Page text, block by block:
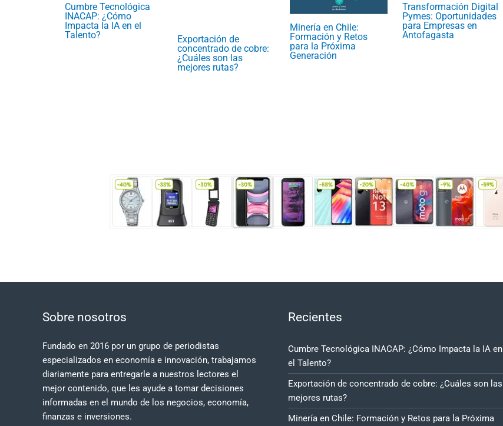
Cumbre Tecnológica
INACAP: ¿Cómo
Impacta la IA en el
Talento?
Exportación de
concentrado de cobre:
¿Cuáles son las
mejores rutas?
Minería en Chile:
Formación y Retos
para la Próxima
Generación
Transformación Digital
Pymes: Oportunidades
para Empresas en
Antofagasta
Sobre nosotros
Fundado en 2016 por un grupo de periodistas
especializados en economía e innovación, trabajamos
diariamente para entregarle a nuestros lectores el
mejor contenido, que les ayude a tomar decisiones
informadas en el mundo de los negocios, economía,
finanzas e inversiones.
Recientes
Cumbre Tecnológica INACAP: ¿Cómo Impacta la IA en
el Talento?
Exportación de concentrado de cobre: ¿Cuáles son las
mejores rutas?
Minería en Chile: Formación y Retos para la Próxima